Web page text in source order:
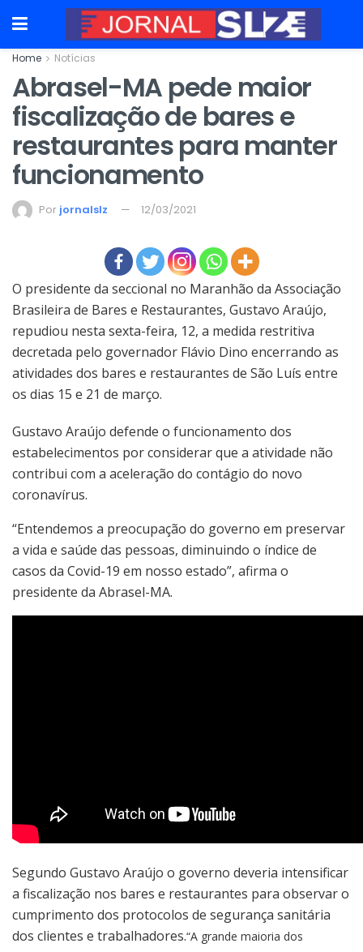
Home Notícias
Abrasel-MA pede maior
fiscalização de bares e
restaurantes para manter
funcionamento
Por jornalslz 12/03/2021
O presidente da seccional no Maranhão da Associação
Brasileira de Bares e Restaurantes, Gustavo Araújo,
repudiou nesta sexta-feira, 12, a medida restritiva
decretada pelo governador Flávio Dino encerrando as
atividades dos bares e restaurantes de São Luís entre
os dias 15 e 21 de março.
Gustavo Araújo defende o funcionamento dos
estabelecimentos por considerar que a atividade não
contribui com a aceleração do contágio do novo
coronavírus.
“Entendemos a preocupação do governo em preservar
a vida e saúde das pessoas, diminuindo o índice de
casos da Covid-19 em nosso estado”, afirma o
presidente da Abrasel-MA.
Segundo Gustavo Araújo o governo deveria intensificar
a fiscalização nos bares e restaurantes para observar o
cumprimento dos protocolos de segurança sanitária
dos clientes e trabalhadores.“A grande maioria dos